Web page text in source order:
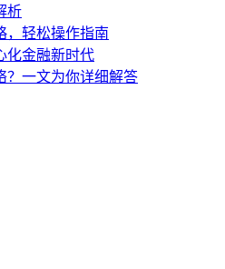
析
，轻松操作指南
化金融新时代
？一文为你详细解答